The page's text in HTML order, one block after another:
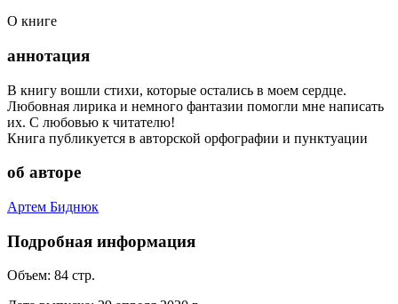
О книге
аннотация
В книгу вошли стихи, которые остались в моем сердце.
Любовная лирика и немного фантазии помогли мне написать
их. С любовью к читателю!
Книга публикуется в авторской орфографии и пунктуации
об авторе
Артем Биднюк
Подробная информация
Объем: 84 стр.